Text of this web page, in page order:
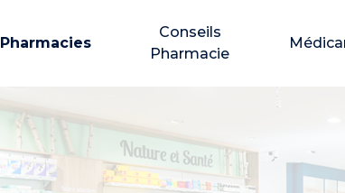
Pharmacies
Conseils
Pharmacie